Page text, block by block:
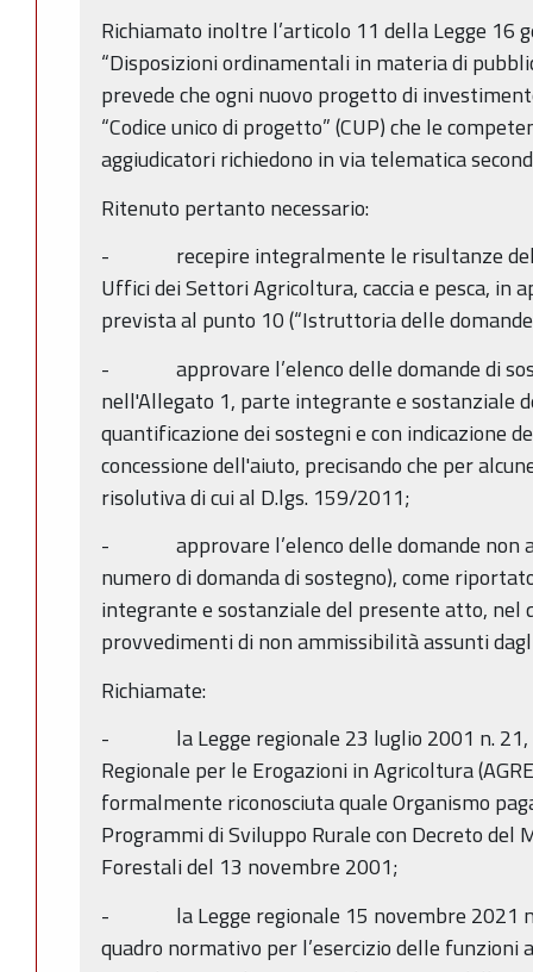
Richiamato inoltre l’articolo 11 della Legge 16
“Disposizioni ordinamentali in materia di
prevede che ogni nuovo progetto di
“Codice unico di progetto” (CUP) che le
aggiudicatori richiedono in via telematica
Ritenuto pertanto necessario:
- recepire integralmente le risultanze
Uffici dei Settori Agricoltura, caccia e pesca, in
prevista al punto 10 (“Istruttoria delle
- approvare l’elenco delle domande di
nell'Allegato 1, parte integrante e sostanziale
quantificazione dei sostegni e con indicazione
concessione dell'aiuto, precisando che per
risolutiva di cui al D.lgs. 159/2011;
- approvare l’elenco delle domande non
numero di domanda di sostegno), come
integrante e sostanziale del presente atto, nel
provvedimenti di non ammissibilità assunti
Richiamate:
- la Legge regionale 23 luglio 2001 n. 21,
Regionale per le Erogazioni in Agricoltura
formalmente riconosciuta quale Organismo
Programmi di Sviluppo Rurale con Decreto del
Forestali del 13 novembre 2001;
- la Legge regionale 15 novembre 2021 n.
quadro normativo per l’esercizio delle